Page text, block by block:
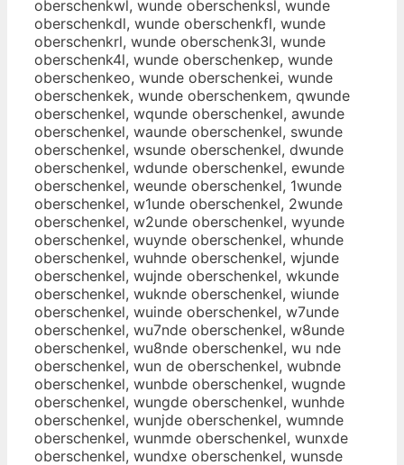
oberschenkwl, wunde oberschenksl, wunde
oberschenkdl, wunde oberschenkfl, wunde
oberschenkrl, wunde oberschenk3l, wunde
oberschenk4l, wunde oberschenkep, wunde
oberschenkeo, wunde oberschenkei, wunde
oberschenkek, wunde oberschenkem, qwunde
oberschenkel, wqunde oberschenkel, awunde
oberschenkel, waunde oberschenkel, swunde
oberschenkel, wsunde oberschenkel, dwunde
oberschenkel, wdunde oberschenkel, ewunde
oberschenkel, weunde oberschenkel, 1wunde
oberschenkel, w1unde oberschenkel, 2wunde
oberschenkel, w2unde oberschenkel, wyunde
oberschenkel, wuynde oberschenkel, whunde
oberschenkel, wuhnde oberschenkel, wjunde
oberschenkel, wujnde oberschenkel, wkunde
oberschenkel, wuknde oberschenkel, wiunde
oberschenkel, wuinde oberschenkel, w7unde
oberschenkel, wu7nde oberschenkel, w8unde
oberschenkel, wu8nde oberschenkel, wu nde
oberschenkel, wun de oberschenkel, wubnde
oberschenkel, wunbde oberschenkel, wugnde
oberschenkel, wungde oberschenkel, wunhde
oberschenkel, wunjde oberschenkel, wumnde
oberschenkel, wunmde oberschenkel, wunxde
oberschenkel, wundxe oberschenkel, wunsde